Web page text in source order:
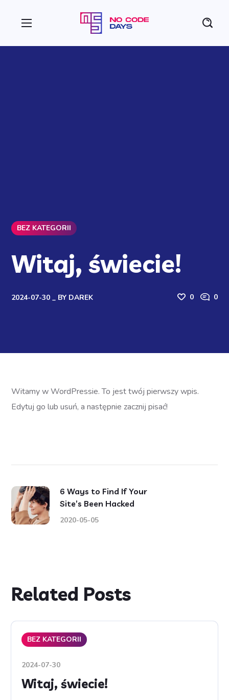
BEZ KATEGORII
Witaj, świecie!
2024-07-30 BY DAREK 0 0
Witamy w WordPressie. To jest twój pierwszy wpis.
Edytuj go lub usuń, a następnie zacznij pisać!
6 Ways to Find If Your
Site’s Been Hacked
2020-05-05
Related Posts
BEZ KATEGORII
2024-07-30
Witaj, świecie!